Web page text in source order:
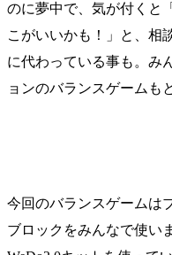
のに夢中で、気が付くと
こがいいかも！」と、相
に代わっている事も。み
ョンのバランスゲームも
今回のバランスゲームは
ブロックをみんなで使い